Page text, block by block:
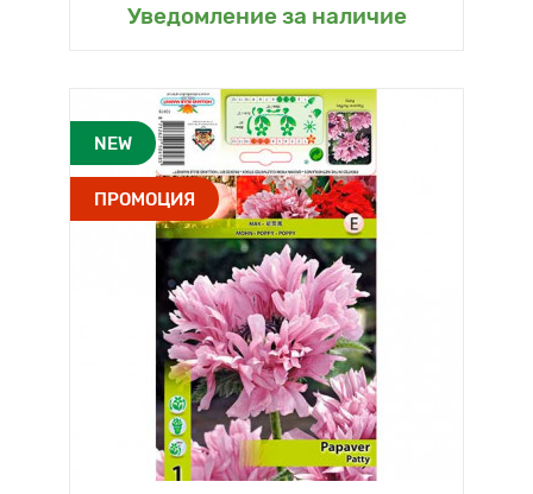
Уведомление за наличие
NEW
ПРОМОЦИЯ